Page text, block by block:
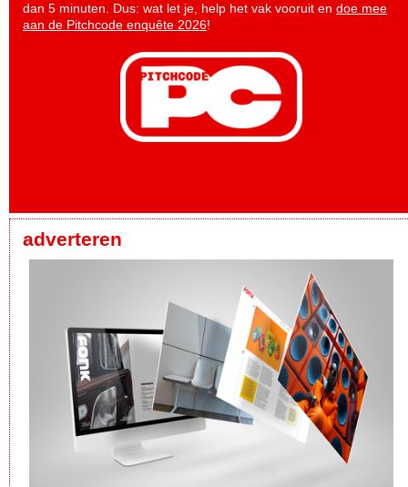
dan 5 minuten. Dus: wat let je, help het vak vooruit en doe mee
aan de Pitchcode enquête 2026!
adverteren